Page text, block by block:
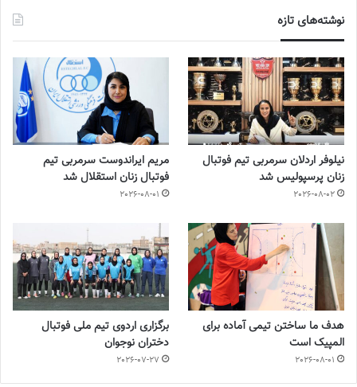
نوشته‌های تازه
نیلوفر اردلان سرمربی تیم فوتبال
زنان پرسپولیس شد
2026-08-02
مریم ایراندوست سرمربی تیم
فوتبال زنان استقلال شد
2026-08-01
هدف ما ساختن تیمی آماده برای
المپیک است
2026-08-01
برگزاری اردوی تیم ملی فوتبال
دختران نوجوان
2026-07-27